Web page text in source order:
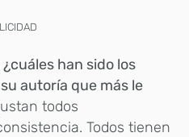
han sido los
autoría que más le
todos
Todos tienen